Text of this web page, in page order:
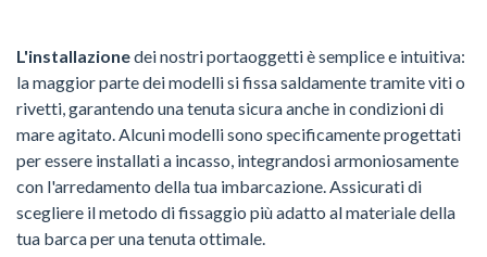
L'installazionedei nostri portaoggetti è semplice e intuitiva:
la maggior parte dei modelli si fissa saldamente tramite viti o
rivetti, garantendo una tenuta sicura anche in condizioni di
mare agitato. Alcuni modelli sono specificamente progettati
per essere installati a incasso, integrandosi armoniosamente
con l'arredamento della tua imbarcazione. Assicurati di
scegliere il metodo di fissaggio più adatto al materiale della
tua barca per una tenuta ottimale.